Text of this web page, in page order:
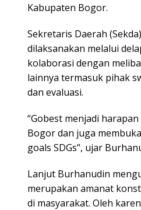
Kabupaten Bogor.
Sekretaris Daerah
dilaksanakan melalui
kolaborasi dengan
lainnya termasuk pihak
dan evaluasi.
“Gobest menjadi
Bogor dan juga
goals SDGs”, ujar
Lanjut Burhanudin
merupakan amanat
di masyarakat. Oleh